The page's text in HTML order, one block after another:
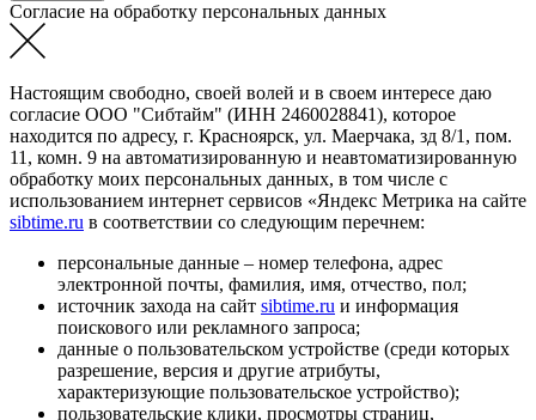
Согласие на обработку персональных данных
Настоящим свободно, своей волей и в своем интересе даю
согласие ООО "Сибтайм" (ИНН 2460028841), которое
находится по адресу, г. Красноярск, ул. Маерчака, зд 8/1, пом.
11, комн. 9 на автоматизированную и неавтоматизированную
обработку моих персональных данных, в том числе с
использованием интернет сервисов «Яндекс Метрика на сайте
sibtime.ru в соответствии со следующим перечнем:
персональные данные – номер телефона, адрес
электронной почты, фамилия, имя, отчество, пол;
источник захода на сайт sibtime.ru и информация
поискового или рекламного запроса;
данные о пользовательском устройстве (среди которых
разрешение, версия и другие атрибуты,
характеризующие пользовательское устройство);
пользовательские клики, просмотры страниц,